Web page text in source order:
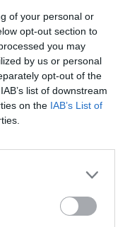
of your personal or
opt-out section to
you may
by us or personal
opt-out of the
list of downstream
on the IAB’s List of
aktiviteter
Kalenderöversikt